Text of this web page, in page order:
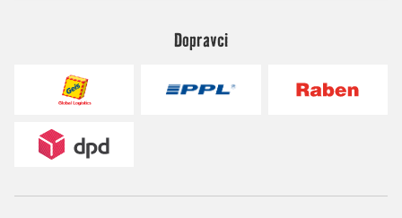
Dopravci